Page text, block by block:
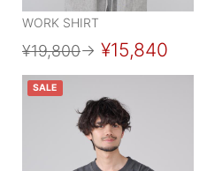
WORK SHIRT
¥19,800→ ¥15,840
SALE